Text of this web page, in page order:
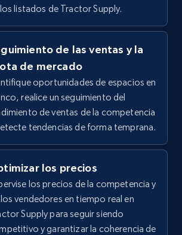
879+ Comenzar ahora
Description, Currency, Initial
Discount percent, and more.
669+ Comenzar ahora
category
Description, Currency, Initial
listados de Tractor Supply.
de las ventas y la
de mercado
oportunidades de espacios en
realice un seguimiento del
de ventas de la competencia
tendencias de forma temprana.
los precios
los precios de la competencia y
vendedores en tiempo real en
Supply para seguir siendo
y garantizar la coherencia de